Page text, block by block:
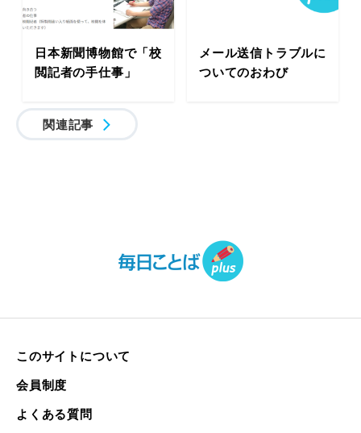
日本新聞博物館で「校
閲記者の手仕事」
メール送信トラブルに
ついてのおわび
関連記事
このサイトについて
会員制度
よくある質問